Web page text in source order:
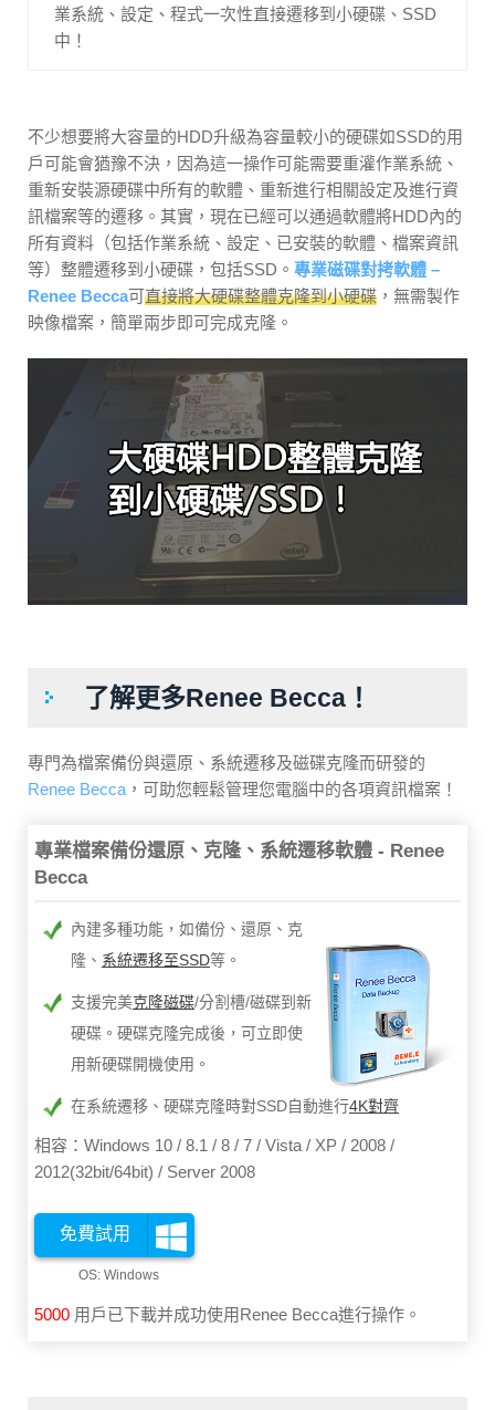
業系統、設定、程式一次性直接遷移到小硬碟、SSD
中！
不少想要將大容量的HDD升級為容量較小的硬碟如SSD的用
戶可能會猶豫不決，因為這一操作可能需要重灌作業系統、
重新安裝源硬碟中所有的軟體、重新進行相關設定及進行資
訊檔案等的遷移。其實，現在已經可以通過軟體將HDD內的
所有資料（包括作業系統、設定、已安裝的軟體、檔案資訊
等）整體遷移到小硬碟，包括SSD。 專業磁碟對拷軟體 –
Renee Becca可直接將大硬碟整體克隆到小硬碟 ，無需製作
映像檔案，簡單兩步即可完成克隆。
了解更多Renee Becca！
專門為檔案備份與還原、系統遷移及磁碟克隆而研發的
Renee Becca ，可助您輕鬆管理您電腦中的各項資訊檔案！
專業檔案備份還原、克隆、系統遷移軟體 - Renee
Becca
內建多種功能，如備份、還原、克
隆、 系統遷移至SSD等。
支援完美克隆磁碟/分割槽/磁碟到新
硬碟。硬碟克隆完成後，可立即使
用新硬碟開機使用。
在系統遷移、硬碟克隆時對SSD自動進行4K對齊
相容：Windows 10 / 8.1 / 8 / 7 / Vista / XP / 2008 /
2012(32bit/64bit) / Server 2008
免費試用
5003 用戶已下載并成功使用Renee Becca進行操作。